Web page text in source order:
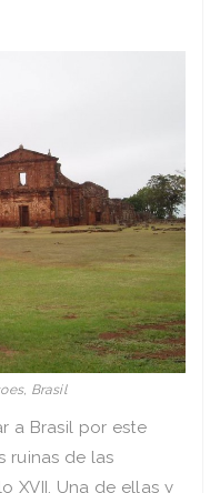
Brasil
a Brasil por este
ruinas de las
XVII. Una de ellas y